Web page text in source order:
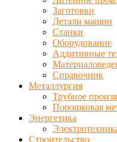
Заготовки
Детали машин
Станки
Оборудование
Аддитивные
Справочник
Металлургия
Трубное
Порошковая
Энергетика
Строительство